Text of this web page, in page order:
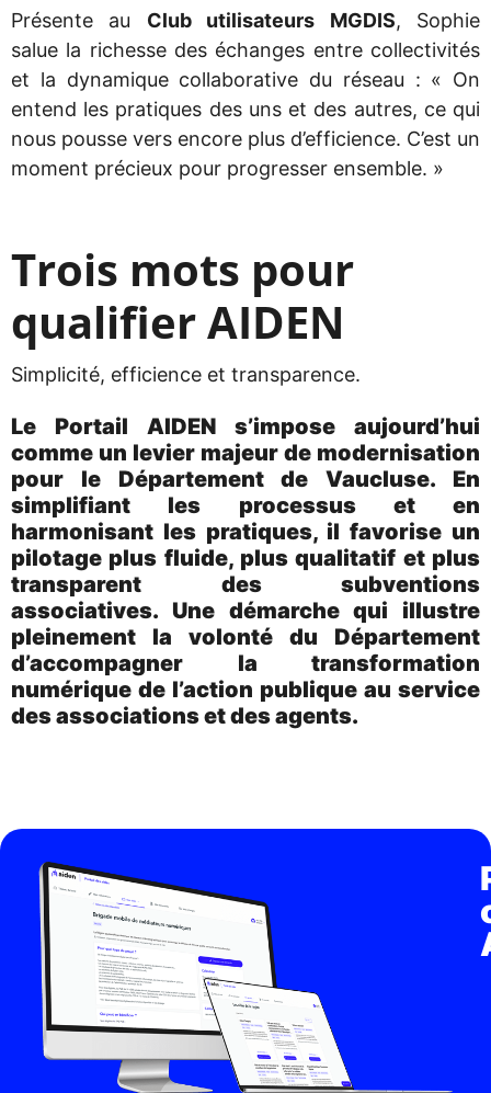
Présente au Club utilisateurs MGDIS, Sophie
salue la richesse des échanges entre collectivités
et la dynamique collaborative du réseau : « On
entend les pratiques des uns et des autres, ce qui
nous pousse vers encore plus d’efficience. C’est un
moment précieux pour progresser ensemble. »
Trois mots pour
qualifier AIDEN
Simplicité, efficience et transparence.
Le Portail AIDEN s’impose aujourd’hui
comme un levier majeur de modernisation
pour le Département de Vaucluse. En
simplifiant les processus et en
harmonisant les pratiques, il favorise un
pilotage plus fluide, plus qualitatif et plus
transparent des subventions
associatives. Une démarche qui illustre
pleinement la volonté du Département
d’accompagner la transformation
numérique de l’action publique au service
des associations et des agents.